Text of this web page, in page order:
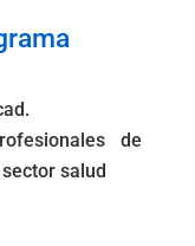
tir
de
salud